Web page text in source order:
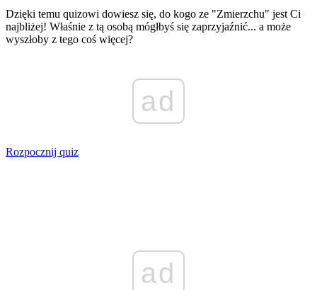
Dzięki temu quizowi dowiesz się, do kogo ze "Zmierzchu" jest Ci
najbliżej! Właśnie z tą osobą mógłbyś się zaprzyjaźnić... a może
wyszłoby z tego coś więcej?
ad
Rozpocznij quiz
ad